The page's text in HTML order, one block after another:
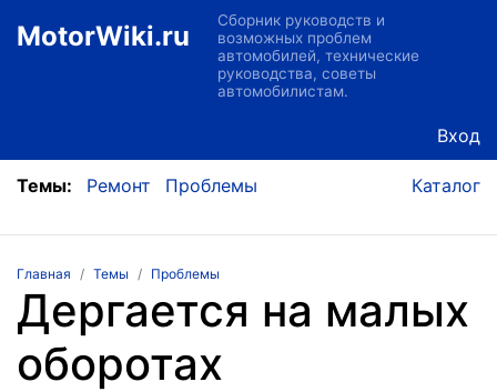
MotorWiki.ru
Сборник руководств и
возможных проблем
автомобилей, технические
руководства, советы
автомобилистам.
Вход
Темы: Ремонт Проблемы Каталог
Главная Темы Проблемы
Дергается на малых
оборотах